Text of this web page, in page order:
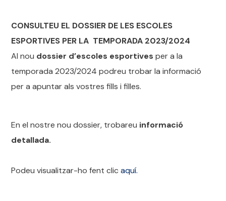
CONSULTEU EL DOSSIER DE LES ESCOLES
ESPORTIVES PER LA TEMPORADA 2023/2024
Al nou dossier d’escoles esportives per a la
temporada 2023/2024 podreu trobar la informació
per a apuntar als vostres fills i filles.
En el nostre nou dossier, trobareu informació
detallada.
Podeu visualitzar-ho fent clicaquí.